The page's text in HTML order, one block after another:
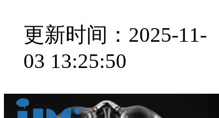
更新时间：2025-11-
03 13:25:50